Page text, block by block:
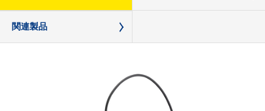
関連製品